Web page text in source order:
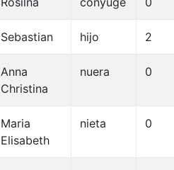
Sebastian hijo 2
Anna
Christina
nuera 0
Maria
Elisabeth
nieta 0